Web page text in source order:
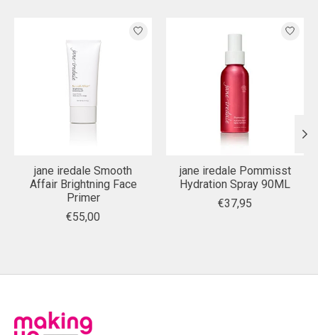
Items van productcarrousel
jane iredale Smooth
Affair Brightning Face
Primer
€55,00
jane iredale Pommisst
Hydration Spray 90ML
€37,95